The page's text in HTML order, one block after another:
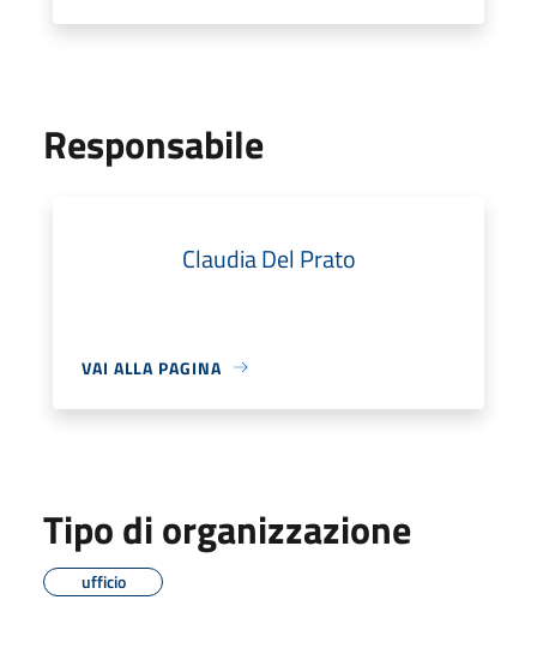
Responsabile
Claudia Del Prato
VAI ALLA PAGINA
Tipo di organizzazione
ufficio